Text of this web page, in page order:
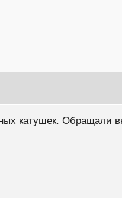
катушек. Обращали